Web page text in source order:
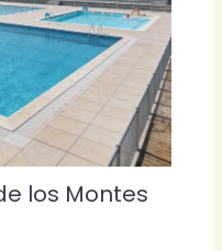
los Montes